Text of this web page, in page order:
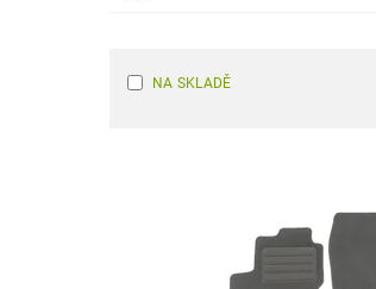
NA SKLADĚ